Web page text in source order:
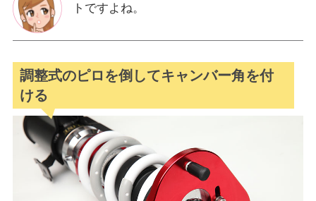
トですよね。
調整式のピロを倒してキャンバー角を付
ける